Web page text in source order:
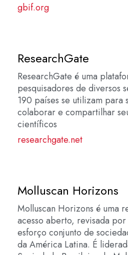
gbif.org
ResearchGate
ResearchGate é uma
pesquisadores de diversos
190 países se utilizam para
colaborar e compartilhar
científicos
researchgate.net
Molluscan Horizons
Molluscan Horizons é uma
acesso aberto, revisada
esforço conjunto de
da América Latina. É